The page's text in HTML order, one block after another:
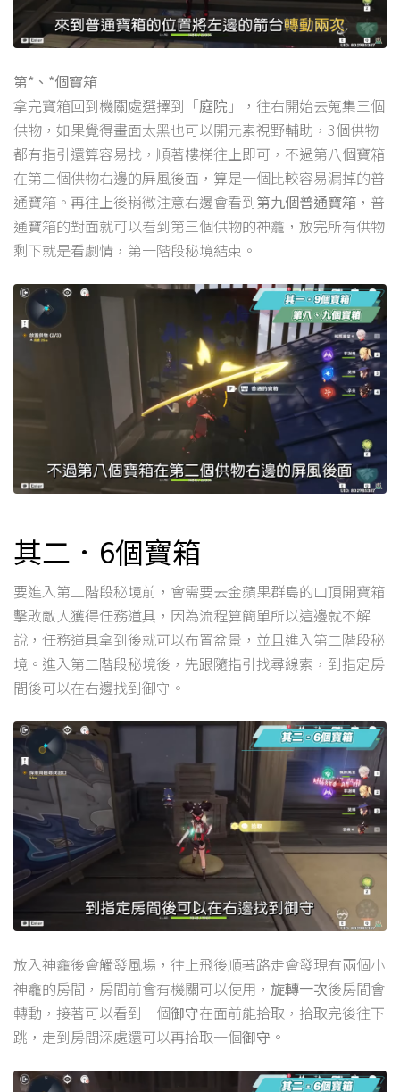
第*、*個寶箱
拿完寶箱回到機關處選擇到「庭院 」，往右開始去蒐集三個
供物，如果覺得畫面太黑也可以開元素視野輔助，3個供物
都有指引還算容易找，順著樓梯往上即可，不過第八個寶箱
在第二個供物右邊的屏風後面，算是一個比較容易漏掉的普
通寶箱。再往上後稍微注意右邊會看到第九個普通寶箱 ，普
通寶箱的對面就可以看到第三個供物的神龕，放完所有供物
剩下就是看劇情，第一階段秘境結束。
其二．6個寶箱
要進入第二階段秘境前，會需要去金蘋果群島的山頂開寶箱
擊敗敵人獲得任務道具，因為流程算簡單所以這邊就不解
說，任務道具拿到後就可以布置盆景，並且進入第二階段秘
境。進入第二階段秘境後，先跟隨指引找尋線索，到指定房
間後可以在右邊找到御守。
放入神龕後會觸發風場，往上飛後順著路走會發現有兩個小
神龕的房間，房間前會有機關可以使用， 旋轉一次後房間會
轉動，接著可以看到一個御守在面前能拾取，拾取完後往下
跳，走到房間深處還可以再拾取一個御守。